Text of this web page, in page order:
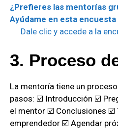
¿Prefieres las mentorías
Ayúdame en esta encuesta
Dale clic y accede a la
3. Proceso
La mentoría tiene un
pasos: ☑️ Introducción ☑️
el mentor ☑️ Conclusiones ☑️
emprendedor ☑️ Agendar